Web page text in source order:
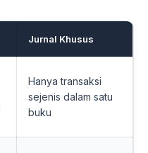
Jurnal Khusus
Hanya transaksi
sejenis dalam satu
buku